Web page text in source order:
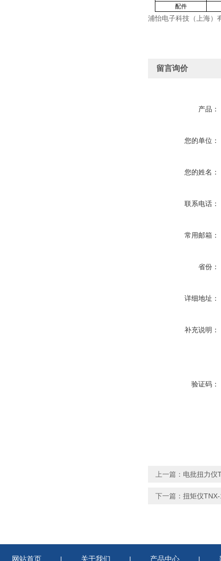
配件
浦怡电子科技（上海）
留言询价
产品：
您的单位：
您的姓名：
联系电话：
常用邮箱：
省份：
详细地址：
补充说明：
验证码：
上一篇： 电批扭力仪
下一篇： 扭矩仪
网站首页 | 关于我们 | 产品中心 |